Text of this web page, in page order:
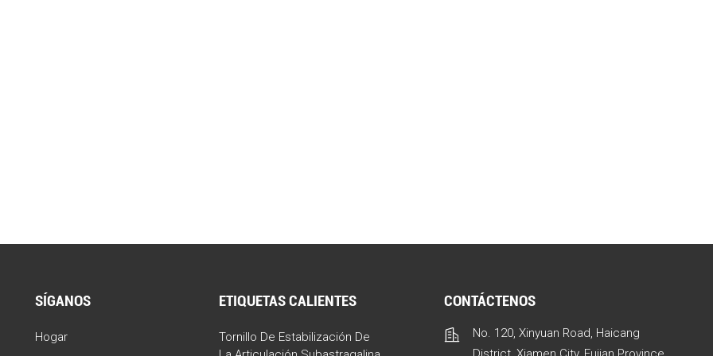
SÍGANOS
Hogar
ETIQUETAS CALIENTES
Tornillo De Estabilización De
CONTÁCTENOS
No. 120, Xinyuan Road, Haicang